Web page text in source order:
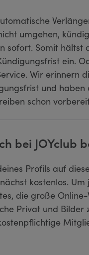
umgehen,
sofort. Somit hältst
ein.
Wir erinnern
und haben
schon
bei JOYclub
Profils auf
kostenlos.
die große
Privat und Bilder